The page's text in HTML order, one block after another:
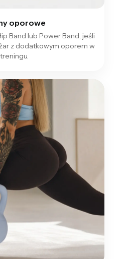
oporowe
Band lub Power Band, jeśli
z dodatkowym oporem w
treningu.